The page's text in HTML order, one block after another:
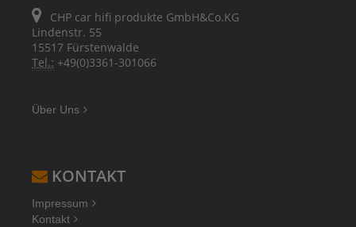
CHP car hifi produkte GmbH&Co.KG
Lindenstr. 55
15517 Fürstenwalde
Tel.: +49(0)3361-301066
Über Uns
KONTAKT
Impressum
Kontakt